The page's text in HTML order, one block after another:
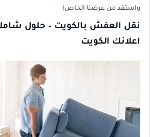
واستفد من عرضنا الخاص!
نقل العفش بالكويت – حلول
اعلانك الكويت